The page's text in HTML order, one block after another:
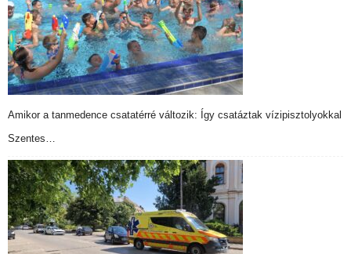
Amikor a tanmedence csatatérré változik: Így csatáztak vízipisztolyokkal
Szentes…